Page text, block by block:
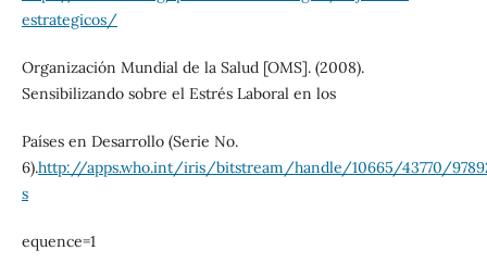
estrategicos/
Organización Mundial de la Salud [OMS]. (2008).
Sensibilizando sobre el Estrés Laboral en los
Países en Desarrollo (Serie No.
6).http://apps.who.int/iris/bitstream/handle/10665/43770/
s
equence=1